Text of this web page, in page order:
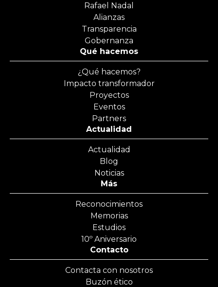
Rafael Nadal
Alianzas
Transparencia
Gobernanza
Qué hacemos
¿Qué hacemos?
Impacto transformador
Proyectos
Eventos
Partners
Actualidad
Actualidad
Blog
Noticias
Más
Reconocimientos
Memorias
Estudios
10º Aniversario
Contacto
Contacta con nosotros
Buzón ético